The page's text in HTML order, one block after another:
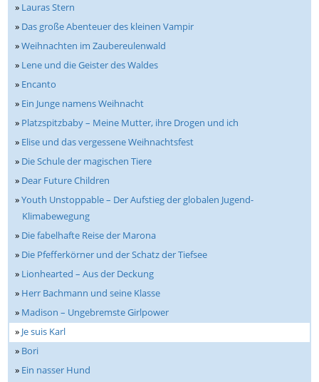
» Lauras Stern
» Das große Abenteuer des kleinen Vampir
»Weihnachten im Zaubereulenwald
» Lene und die Geister des Waldes
» Encanto
» Ein Junge namens Weihnacht
» Platzspitzbaby – Meine Mutter, ihre Drogen und ich
» Elise und das vergessene Weihnachtsfest
» Die Schule der magischen Tiere
» Dear Future Children
»Youth Unstoppable – Der Aufstieg der globalen Jugend-
Klimabewegung
» Die fabelhafte Reise der Marona
» Die Pfefferkörner und der Schatz der Tiefsee
» Lionhearted – Aus der Deckung
» Herr Bachmann und seine Klasse
» Madison – Ungebremste Girlpower
» Je suis Karl
» Bori
» Ein nasser Hund